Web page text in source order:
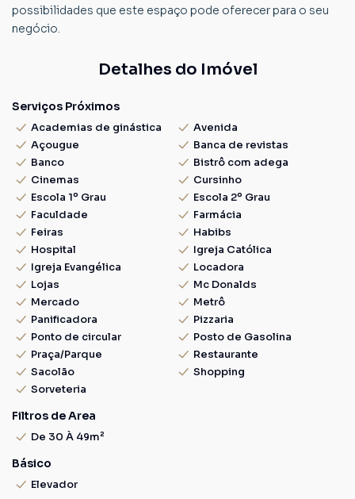
possibilidades que este espaço pode oferecer para o seu
negócio.
Detalhes do Imóvel
Serviços Próximos
Academias de ginástica
Avenida
Açougue
Banca de revistas
Banco
Bistrô com adega
Cinemas
Cursinho
Escola 1º Grau
Escola 2º Grau
Faculdade
Farmácia
Feiras
Habibs
Hospital
Igreja Católica
Igreja Evangélica
Locadora
Lojas
Mc Donalds
Mercado
Metrô
Panificadora
Pizzaria
Ponto de circular
Posto de Gasolina
Praça/Parque
Restaurante
Sacolão
Shopping
Sorveteria
Filtros de Area
De 30 À 49m²
Básico
Elevador